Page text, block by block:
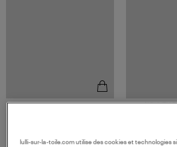
lulli-sur-la-toile.com utilise des cookies et technologies